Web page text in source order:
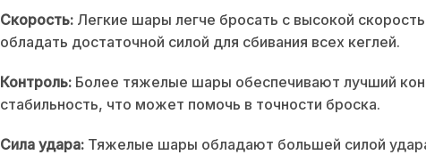
Скорость: Легкие шары легче бросать с высокой
обладать достаточной силой для сбивания всех кеглей.
Контроль: Более тяжелые шары обеспечивают лучший
стабильность, что может помочь в точности броска.
Сила удара: Тяжелые шары обладают большей силой